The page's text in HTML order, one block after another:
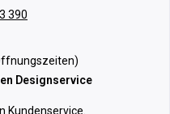
390
Designservice
Kundenservice